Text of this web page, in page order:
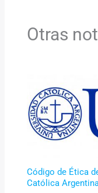
Otras
Código de Ética
Católica